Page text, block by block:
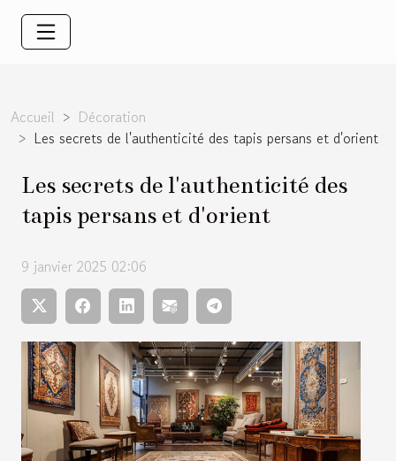
Accueil
Décoration
Les secrets de l'authenticité des tapis persans et d'orient
Les secrets de l'authenticité des
tapis persans et d'orient
9 janvier 2025 02:06